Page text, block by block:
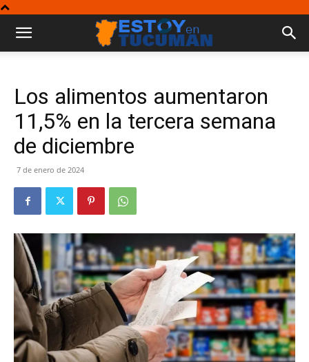
Los alimentos aumentaron
11,5% en la tercera semana
de diciembre
7 de enero de 2024